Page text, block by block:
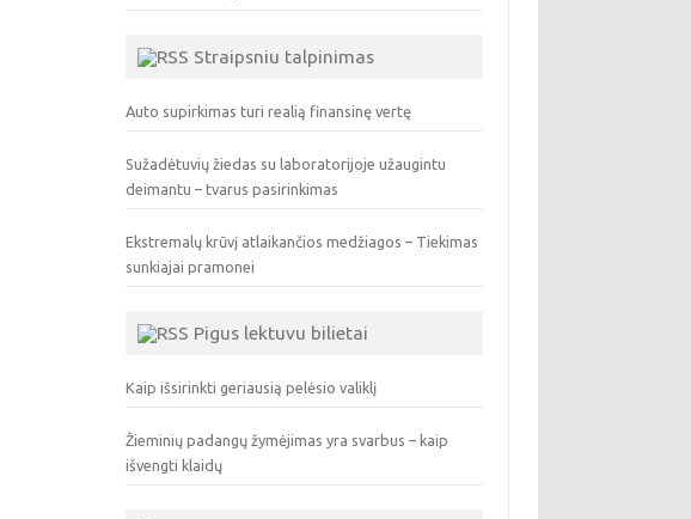
Straipsniu talpinimas
Auto supirkimas turi realią finansinę vertę
Sužadėtuvių žiedas su laboratorijoje užaugintu
deimantu – tvarus pasirinkimas
Ekstremalų krūvį atlaikančios medžiagos – Tiekimas
sunkiajai pramonei
Pigus lektuvu bilietai
Kaip išsirinkti geriausią pelėsio valiklį
Žieminių padangų žymėjimas yra svarbus – kaip
išvengti klaidų